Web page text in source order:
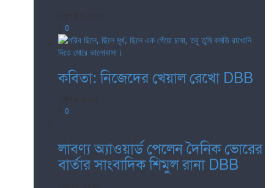
0
কবিতা: নিজেদের খেয়াল রেখো DBB
0
লাবণ্য অ্যাওয়ার্ড পেলেন দৈনিক ভোরের
বার্তার সাংবাদিক শিমুল রানা DBB